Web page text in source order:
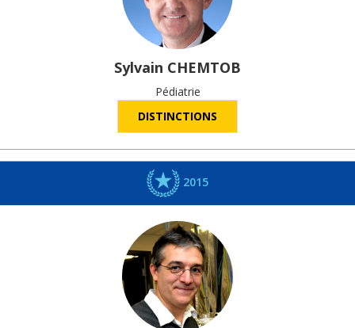
Sylvain CHEMTOB
Pédiatrie
DISTINCTIONS
2015